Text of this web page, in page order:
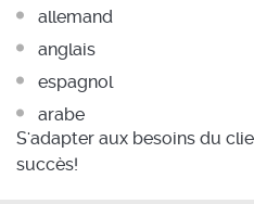
allemand
anglais
espagnol
arabe
S'adapter aux besoins du
succès!